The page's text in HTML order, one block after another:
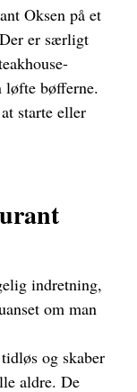
Oksen på et
er særligt
løfte bøfferne.
starte eller
indretning,
om man
og skaber
aldre. De